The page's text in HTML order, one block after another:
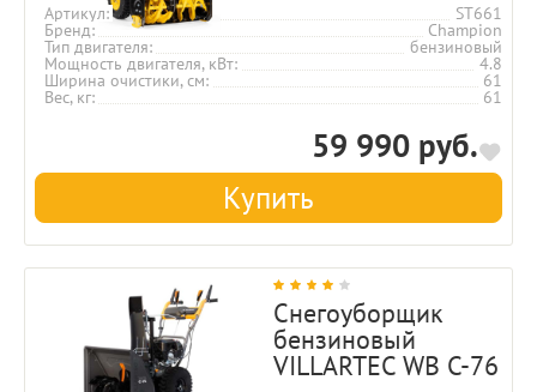
Артикул ST661
Бренд Champion
Тип двигателя бензиновый
Мощность двигателя, кВт 4.8
Ширина очистики, см 61
Вес, кг 61
59 990 руб.
Купить
Снегоуборщик
бензиновый
VILLARTEC WB C-76